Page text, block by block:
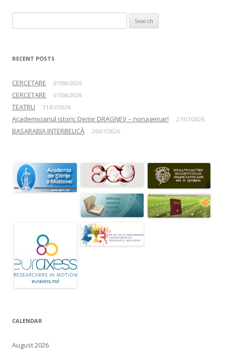
RECENT POSTS
CERCETARE 07/08/2026
CERCETARE 07/08/2026
TEATRU 31/07/2026
Academicianul istoric Demir DRAGNEV – nonagenar! 27/07/2026
BASARABIA INTERBELICĂ 26/07/2026
CALENDAR
August 2026